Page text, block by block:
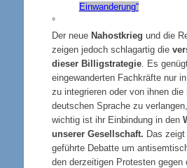
Einwanderung“
°
Der neue Nahostkrieg und die
zeigen jedoch schlagartig die
dieser Billigstrategie. Es
eingewanderten Fachkräfte nur
zu integrieren oder von ihnen die
deutschen Sprache zu
wichtig ist ihr Einbindung in den
unserer Gesellschaft. Das
geführte Debatte um
den derzeitigen Protesten gegen